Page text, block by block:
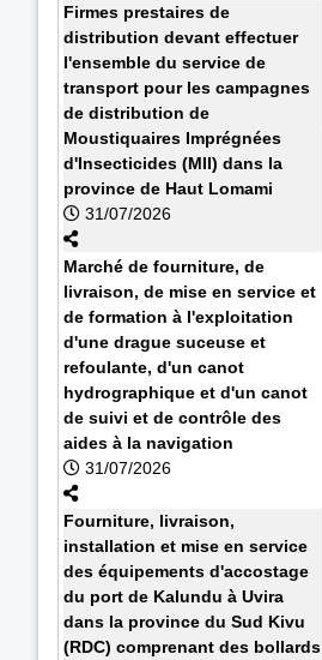
Firmes prestaires de
distribution devant effectuer
l'ensemble du service de
transport pour les campagnes
de distribution de
Moustiquaires Imprégnées
d'Insecticides (MII) dans la
province de Haut Lomami
31/07/2026
Marché de fourniture, de
livraison, de mise en service et
de formation à l'exploitation
d'une drague suceuse et
refoulante, d'un canot
hydrographique et d'un canot
de suivi et de contrôle des
aides à la navigation
31/07/2026
Fourniture, livraison,
installation et mise en service
des équipements d'accostage
du port de Kalundu à Uvira
dans la province du Sud Kivu
(RDC) comprenant des bollards